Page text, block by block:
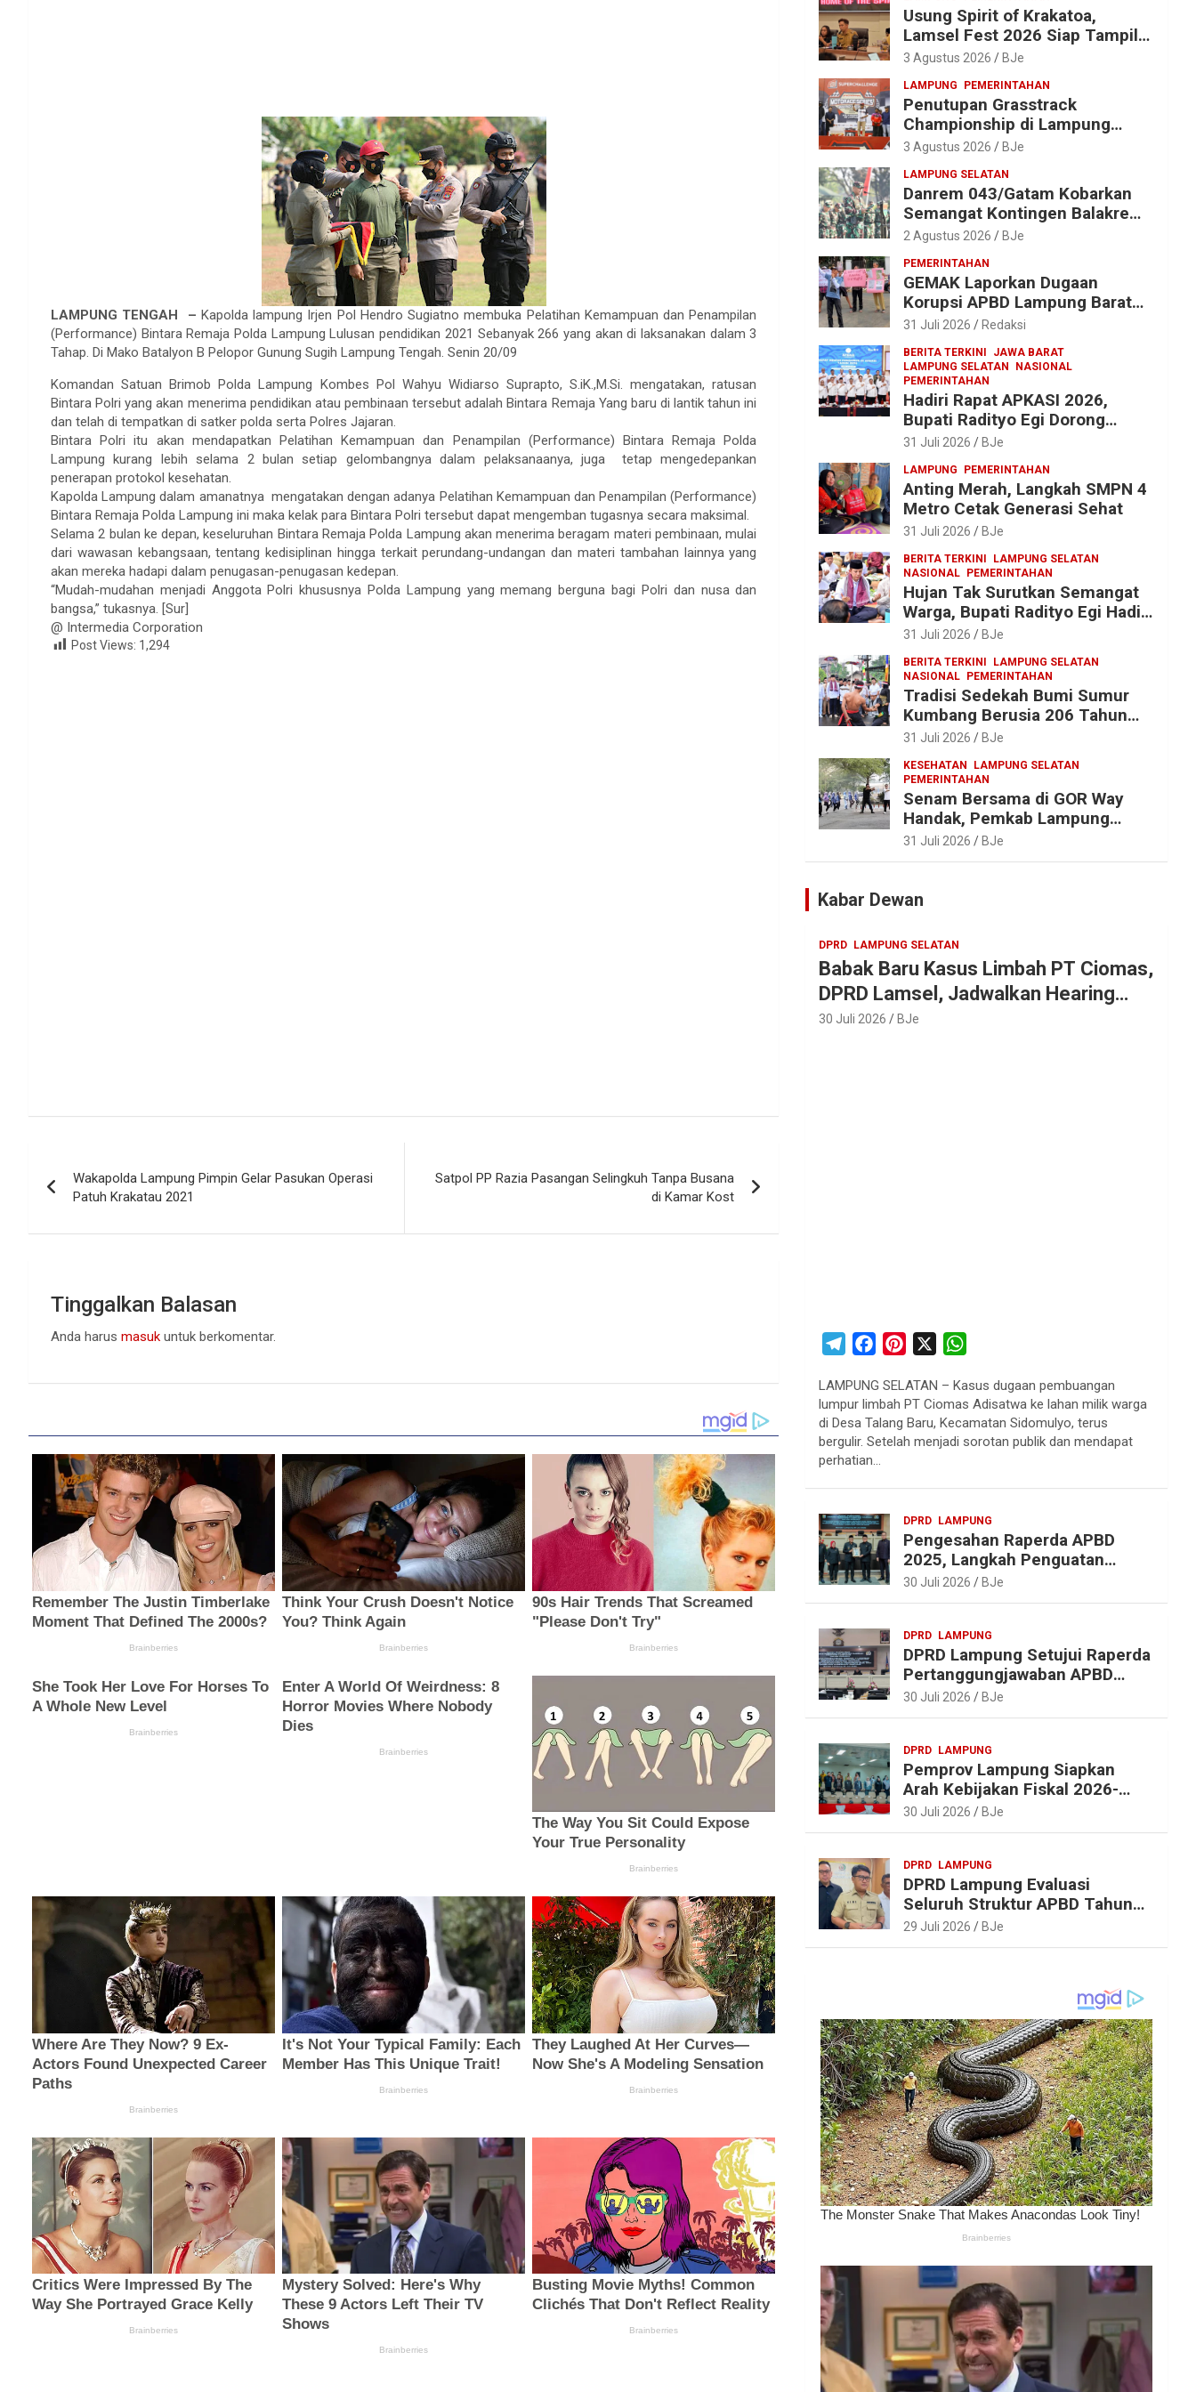
LAMPUNG TENGAH – Kapolda lampung Irjen Pol Hendro Sugiatno membuka Pelatihan Kemampuan dan Penampilan
(Performance) Bintara Remaja Polda Lampung Lulusan pendidikan 2021 Sebanyak 266 yang akan di laksanakan dalam 3
Tahap. Di Mako Batalyon B Pelopor Gunung Sugih Lampung Tengah. Senin 20/09
Komandan Satuan Brimob Polda Lampung Kombes Pol Wahyu Widiarso Suprapto, S.iK.,M.Si. mengatakan, ratusan
Bintara Polri yang akan menerima pendidikan atau pembinaan tersebut adalah Bintara Remaja Yang baru di lantik tahun ini
dan telah di tempatkan di satker polda serta Polres Jajaran.
Bintara Polri itu akan mendapatkan Pelatihan Kemampuan dan Penampilan (Performance) Bintara Remaja Polda
Lampung kurang lebih selama 2 bulan setiap gelombangnya dalam pelaksanaanya, juga tetap mengedepankan
penerapan protokol kesehatan.
Kapolda Lampung dalam amanatnya mengatakan dengan adanya Pelatihan Kemampuan dan Penampilan (Performance)
Bintara Remaja Polda Lampung ini maka kelak para Bintara Polri tersebut dapat mengemban tugasnya secara maksimal.
Selama 2 bulan ke depan, keseluruhan Bintara Remaja Polda Lampung akan menerima beragam materi pembinaan, mulai
dari wawasan kebangsaan, tentang kedisiplinan hingga terkait perundang-undangan dan materi tambahan lainnya yang
akan mereka hadapi dalam penugasan-penugasan kedepan.
“Mudah-mudahan menjadi Anggota Polri khususnya Polda Lampung yang memang berguna bagi Polri dan nusa dan
bangsa,” tukasnya. [Sur]
@ Intermedia Corporation
Post Views: 1,294
pos
Wakapolda Lampung Pimpin Gelar Pasukan Operasi
Patuh Krakatau 2021
Satpol PP Razia Pasangan Selingkuh Tanpa Busana
di Kamar Kost
Tinggalkan Balasan
Anda harus masuk untuk berkomentar.
Usung Spirit of Krakatoa,
Lamsel Fest 2026 Siap Tampil
Lebih Spektakuler dengan
Artis Ibu Kota
3 Agustus 2026 BJe
LAMPUNG PEMERINTAHAN
Penutupan Grasstrack
Championship di Lampung
Barat Meriah, Dihadiri Ribuan
Parosil
3 Agustus 2026 BJe
LAMPUNG SELATAN
Danrem 043/Gatam Kobarkan
Semangat Kontingen Balakrem
dan Yonif 143/TWEJ di
Ke-1 Kodam XXI/Radin Inten
2 Agustus 2026 BJe
PEMERINTAHAN
GEMAK Laporkan Dugaan
Korupsi APBD Lampung Barat
2025 ke Kejati Lampung, Soroti
Bibit Ikan
31 Juli 2026 Redaksi
BERITA TERKINI
JAWA BARAT
LAMPUNG SELATAN
NASIONAL
PEMERINTAHAN
Hadiri Rapat APKASI 2026,
Bupati Radityo Egi Dorong
Sinergi Pusat-Daerah untuk
Kabupaten
31 Juli 2026 BJe
LAMPUNG PEMERINTAHAN
Anting Merah, Langkah SMPN 4
Metro Cetak Generasi Sehat
31 Juli 2026 BJe
BERITA TERKINI
LAMPUNG SELATAN
NASIONAL
PEMERINTAHAN
Hujan Tak Surutkan Semangat
Warga, Bupati Radityo Egi Hadiri
Tradisi Sedekah Bumi 206
31 Juli 2026 BJe
BERITA TERKINI
LAMPUNG SELATAN
NASIONAL
PEMERINTAHAN
Tradisi Sedekah Bumi Sumur
Kumbang Berusia 206 Tahun
Tetap Lestari, Bupati Egi Ajak
Leluhur
31 Juli 2026 BJe
KESEHATAN
LAMPUNG SELATAN
PEMERINTAHAN
Senam Bersama di GOR Way
Handak, Pemkab Lampung
Selatan Bangun ASN Sehat,
Solid dan Siap Berikan
31 Juli 2026 BJe
Kabar Dewan
DPRD LAMPUNG SELATAN
Babak Baru Kasus Limbah PT Ciomas,
DPRD Lamsel, Jadwalkan Hearing
Seluruh Vendor
30 Juli 2026 BJe
l
e
g
r
c
e
b
n
e
t
a
t
s
LAMPUNG SELATAN – Kasus dugaan pembuangan
lumpur limbah PT Ciomas Adisatwa ke lahan milik warga
di Desa Talang Baru, Kecamatan Sidomulyo, terus
bergulir. Setelah menjadi sorotan publik dan mendapat
perhatian…
DPRD LAMPUNG
Pengesahan Raperda APBD
2025, Langkah Penguatan
Akuntabilitas dan
Pembangunan Lampung
30 Juli 2026 BJe
DPRD LAMPUNG
DPRD Lampung Setujui Raperda
Pertanggungjawaban APBD
2025, Beri Sejumlah
Rekomendasi Perbaikan
30 Juli 2026 BJe
DPRD LAMPUNG
Pemprov Lampung Siapkan
Arah Kebijakan Fiskal 2026-
2027 yang Realistis dan
Berkelanjutan
30 Juli 2026 BJe
DPRD LAMPUNG
DPRD Lampung Evaluasi
Seluruh Struktur APBD Tahun
2027
29 Juli 2026 BJe